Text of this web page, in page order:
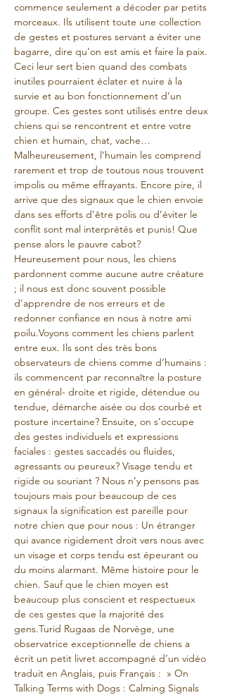
commence seulement a décoder par petits
morceaux. Ils utilisent toute une collection
de gestes et postures servant a éviter une
bagarre, dire qu’on est amis et faire la paix.
Ceci leur sert bien quand des combats
inutiles pourraient éclater et nuire à la
survie et au bon fonctionnement d’un
groupe. Ces gestes sont utilisés entre deux
chiens qui se rencontrent et entre votre
chien et humain, chat, vache…
Malheureusement, l’humain les comprend
rarement et trop de toutous nous trouvent
impolis ou même effrayants. Encore pire, il
arrive que des signaux que le chien envoie
dans ses efforts d’être polis ou d’éviter le
conflit sont mal interprétés et punis! Que
pense alors le pauvre cabot?
Heureusement pour nous, les chiens
pardonnent comme aucune autre créature
; il nous est donc souvent possible
d’apprendre de nos erreurs et de
redonner confiance en nous à notre ami
poilu.Voyons comment les chiens parlent
entre eux. Ils sont des très bons
observateurs de chiens comme d’humains :
ils commencent par reconnaître la posture
en général- droite et rigide, détendue ou
tendue, démarche aisée ou dos courbé et
posture incertaine? Ensuite, on s’occupe
des gestes individuels et expressions
faciales : gestes saccadés ou fluides,
agressants ou peureux? Visage tendu et
rigide ou souriant ? Nous n’y pensons pas
toujours mais pour beaucoup de ces
signaux la signification est pareille pour
notre chien que pour nous : Un étranger
qui avance rigidement droit vers nous avec
un visage et corps tendu est épeurant ou
du moins alarmant. Même histoire pour le
chien. Sauf que le chien moyen est
beaucoup plus conscient et respectueux
de ces gestes que la majorité des
gens.Turid Rugaas de Norvège, une
observatrice exceptionnelle de chiens a
écrit un petit livret accompagné d’un vidéo
traduit en Anglais, puis Français :  » On
Talking Terms with Dogs : Calming Signals